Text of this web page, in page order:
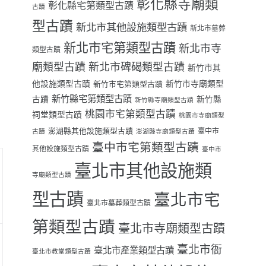
古蹟 彰化縣宅第類型古蹟 彰化縣寺廟類
型古蹟 新北市其他設施類型古蹟 新北市墓葬
類型古蹟 新北市宅第類型古蹟 新北市寺
廟類型古蹟 新北市碑碣類型古蹟 新竹市其
他設施類型古蹟 新竹市宅第類型古蹟 新竹市寺廟類型
古蹟 新竹縣宅第類型古蹟 新竹縣寺廟類型古蹟 新竹縣
祠堂類型古蹟 桃園市宅第類型古蹟 桃園市寺廟類型
古蹟 澎湖縣其他設施類型古蹟 澎湖縣寺廟類型古蹟 臺中市
其他設施類型古蹟 臺中市宅第類型古蹟 臺中市
寺廟類型古蹟 臺北市其他設施類
型古蹟 臺北市墓葬類型古蹟 臺北市宅
第類型古蹟 臺北市寺廟類型古蹟
臺北市教堂類型古蹟 臺北市產業類型古蹟 臺北市衙